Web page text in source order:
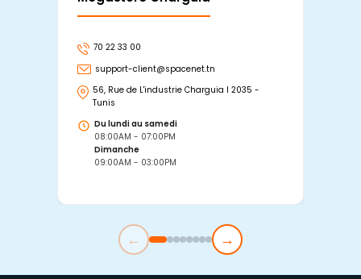
70 22 33 00
support-client@spacenet.tn
56, Rue de L'industrie Charguia I 2035 -
Tunis
Du lundi au samedi
08:00AM - 07:00PM
Dimanche
09:00AM - 03:00PM
← →